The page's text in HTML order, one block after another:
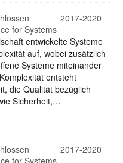
2017-2020
for Systems
entwickelte Systeme
auf, wobei zusätzlich
Systeme miteinander
entsteht
die Qualität bezüglich
Sicherheit,…
2017-2020